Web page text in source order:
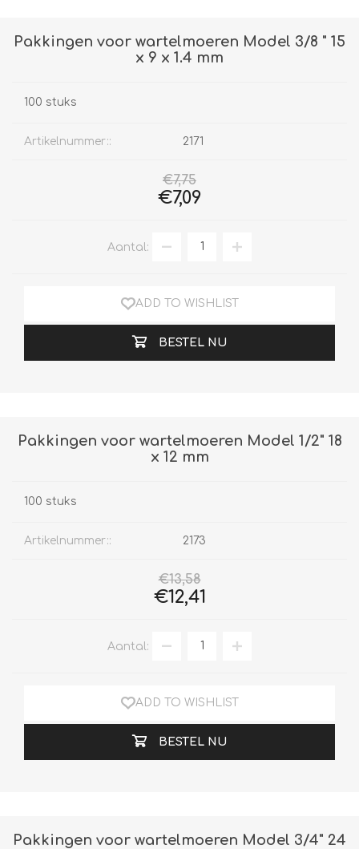
Pakkingen voor wartelmoeren Model 3/8 " 15
x 9 x 1.4 mm
100 stuks
Artikelnummer:: 2171
€7,75
€7,09
Aantal:
ADD TO WISHLIST
BESTEL NU
Pakkingen voor wartelmoeren Model 1/2" 18
x 12 mm
100 stuks
Artikelnummer:: 2173
€13,58
€12,41
Aantal:
ADD TO WISHLIST
BESTEL NU
Pakkingen voor wartelmoeren Model 3/4" 24